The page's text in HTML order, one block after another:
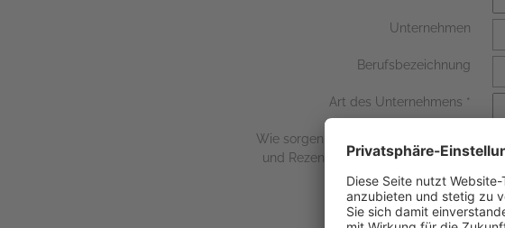
Unternehmen
Berufsbezeichnung
Art des Unternehmens
Wie sorgen Sie aktuell für Feedback
und Rezensionen zu Ihren Büchern?